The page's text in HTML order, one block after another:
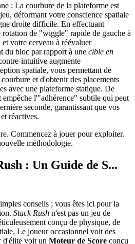
: La courbure de la plateforme est
déformant votre conscience spatiale
droite difficile. En effectuant
rotation de "wiggle" rapide de gauche à
votre cerveau à réévaluer
du bloc par rapport à une cible en
intuitive augmente
spatiale, vous permettant de
et d'obtenir des placements
avec une plateforme statique. De
empêche l'"adhérence" subtile qui peut
seconde, garantissant que vos
réactives.
Commencez à jouer pour exploiter.
méthodologie.
: Un Guide de S...
conseils ; vous êtes ici pour la
Stack Rush n'est pas un jeu de
conçu de physique, de
Le joueur occasionnel voit des
d'élite voit un Moteur de Score conçu